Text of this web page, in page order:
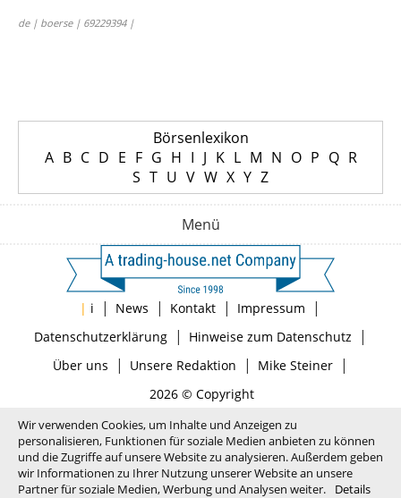
de | boerse | 69229394 |
Börsenlexikon
A B C D E F G H I J K L M N O P Q R
S T U V W X Y Z
Menü
| i | News | Kontakt | Impressum |
Datenschutzerklärung| Hinweise zum Datenschutz |
Über uns | Unsere Redaktion | Mike Steiner|
2026 © Copyright
Wir verwenden Cookies, um Inhalte und Anzeigen zu
personalisieren, Funktionen für soziale Medien anbieten zu können
und die Zugriffe auf unsere Website zu analysieren. Außerdem geben
wir Informationen zu Ihrer Nutzung unserer Website an unsere
Partner für soziale Medien, Werbung und Analysen weiter.
Details